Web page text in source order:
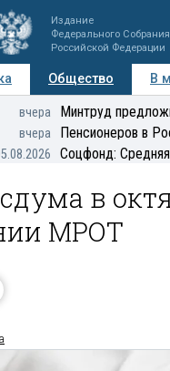
Издание
Федерального Собрания
Российской Федерации
Общество В
Мнения Регионы
вчера Минтруд
вчера Пенсионеров в
Соцфонд:
в
МРОТ